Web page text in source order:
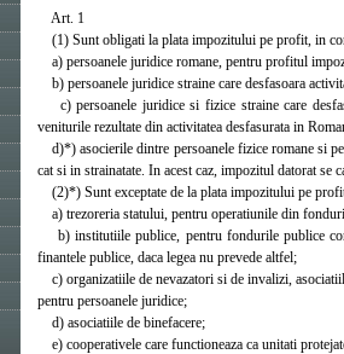
Art. 1
(1) Sunt obligati la plata impozitului pe profit, in
a) persoanele juridice romane, pentru profitul
b) persoanele juridice straine care desfasoara
c) persoanele juridice si fizice straine care
veniturile rezultate din activitatea desfasurata in
d)*) asocierile dintre persoanele fizice romane si
cat si in strainatate. In acest caz, impozitul datorat se
(2)*) Sunt exceptate de la plata impozitului pe
a) trezoreria statului, pentru operatiunile din
b) institutiile publice, pentru fondurile publice
finantele publice, daca legea nu prevede altfel;
c) organizatiile de nevazatori si de invalizi,
pentru persoanele juridice;
d) asociatiile de binefacere;
e) cooperativele care functioneaza ca unitati